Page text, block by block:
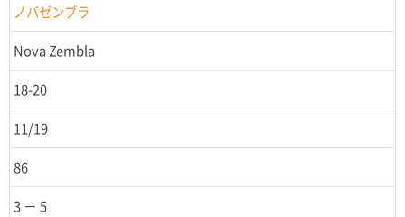
ノバゼンブラ
Nova Zembla
18-20
11/19
86
3 － 5